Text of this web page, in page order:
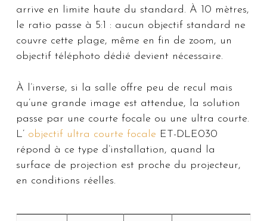
arrive en limite haute du standard. À 10 mètres,
le ratio passe à 5:1 : aucun objectif standard ne
couvre cette plage, même en fin de zoom, un
objectif téléphoto dédié devient nécessaire.
À l’inverse, si la salle offre peu de recul mais
qu’une grande image est attendue, la solution
passe par une courte focale ou une ultra courte.
L’ objectif ultra courte focale ET-DLE030
répond à ce type d’installation, quand la
surface de projection est proche du projecteur,
en conditions réelles.